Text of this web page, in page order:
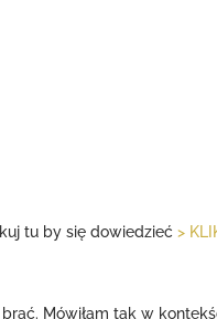
tu by się dowiedzieć>
Mówiłam tak w